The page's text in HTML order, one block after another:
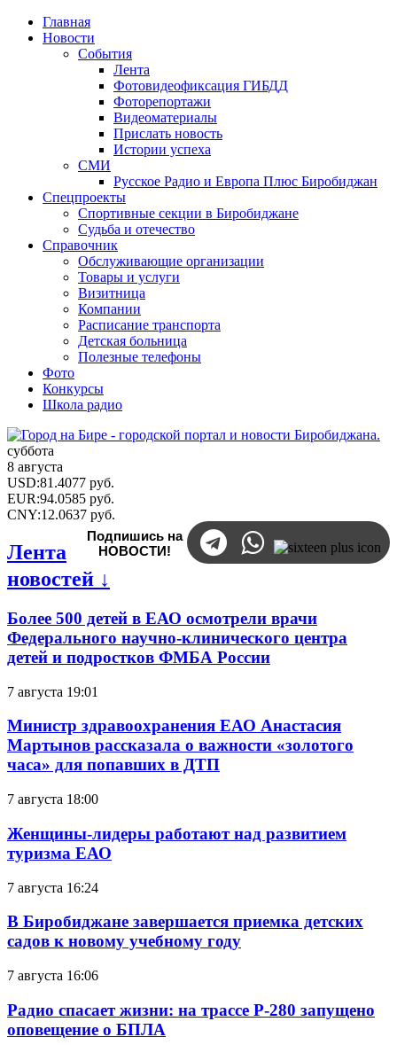
Главная
Новости
События
Лента
Фотовидеофиксация ГИБДД
Фоторепортажи
Видеоматериалы
Прислать новость
Истории успеха
СМИ
Русское Радио и Европа Плюс Биробиджан
Спецпроекты
Спортивные секции в Биробиджане
Судьба и отечество
Справочник
Обслуживающие организации
Товары и услуги
Визитница
Компании
Расписание транспорта
Детская больница
Полезные телефоны
Фото
Конкурсы
Школа радио
суббота
8 августа
USD:81.4077 руб.
EUR:94.0585 руб.
CNY:12.0637 руб.
Подпишись на
НОВОСТИ!
Лента
новостей ↓
Более 500 детей в ЕАО осмотрели врачи
Федерального научно-клинического центра
детей и подростков ФМБА России
7 августа 19:01
Министр здравоохранения ЕАО Анастасия
Мартынов рассказала о важности «золотого
часа» для попавших в ДТП
7 августа 18:00
Женщины-лидеры работают над развитием
туризма ЕАО
7 августа 16:24
В Биробиджане завершается приемка детских
садов к новому учебному году
7 августа 16:06
Радио спасает жизни: на трассе Р-280 запущено
оповещение о БПЛА